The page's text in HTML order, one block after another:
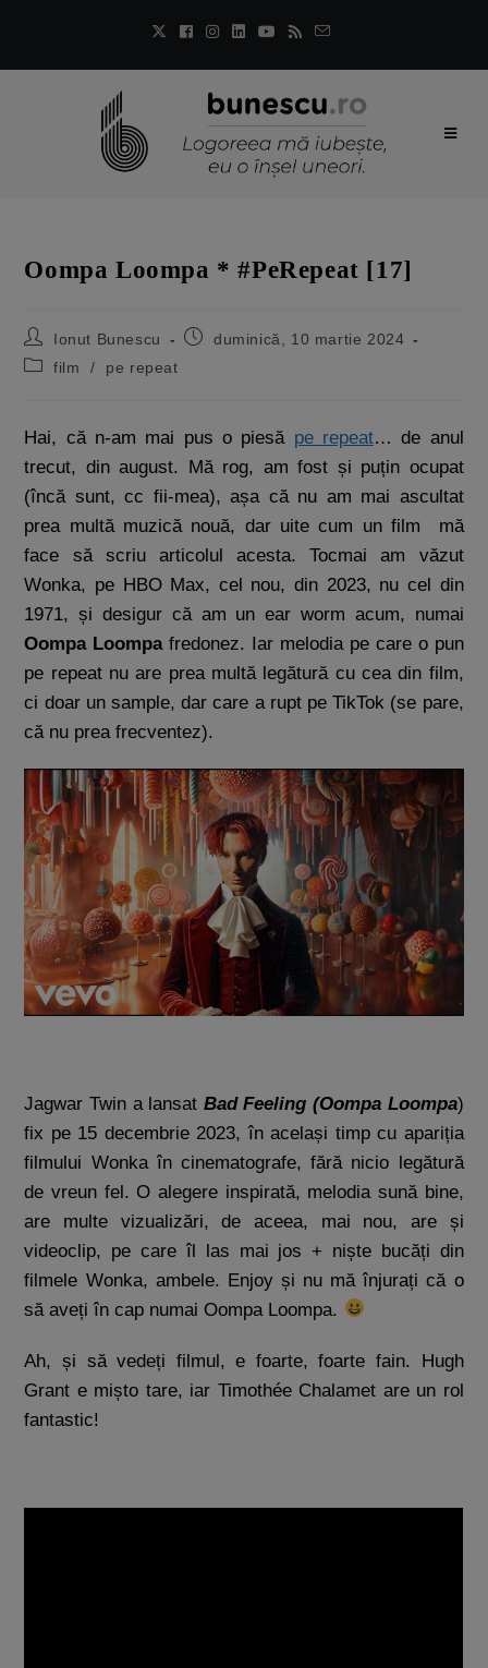
Oompa Loompa * #PeRepeat [17]
Ionut Bunescu
duminică, 10 martie 2024
film
/ pe repeat
Hai, că n-am mai pus o piesă pe repeat… de anul
trecut, din august. Mă rog, am fost și puțin ocupat
(încă sunt, cc fii-mea), așa că nu am mai ascultat
prea multă muzică nouă, dar uite cum un film mă
face să scriu articolul acesta. Tocmai am văzut
Wonka, pe HBO Max, cel nou, din 2023, nu cel din
1971, și desigur că am un ear worm acum, numai
Oompa Loompafredonez. Iar melodia pe care o pun
pe repeat nu are prea multă legătură cu cea din film,
ci doar un sample, dar care a rupt pe TikTok (se pare,
că nu prea frecventez).
Jagwar Twin a lansat Bad Feeling (Oompa Loompa)
fix pe 15 decembrie 2023, în același timp cu apariția
filmului Wonka în cinematografe, fără nicio legătură
de vreun fel. O alegere inspirată, melodia sună bine,
are multe vizualizări, de aceea, mai nou, are și
videoclip, pe care îl las mai jos + niște bucăți din
filmele Wonka, ambele. Enjoy și nu mă înjurați că o
să aveți în cap numai Oompa Loompa.
Ah, și să vedeți filmul, e foarte, foarte fain. Hugh
Grant e mișto tare, iar Timothée Chalamet are un rol
fantastic!